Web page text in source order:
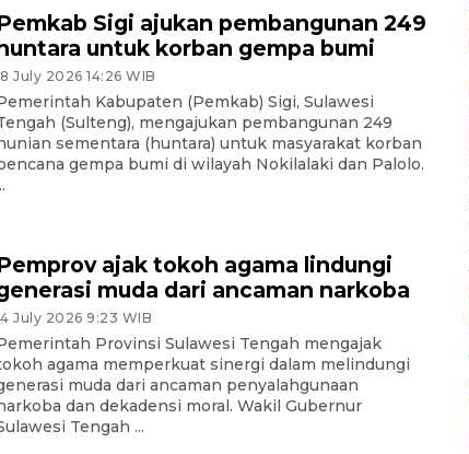
Sigi ajukan pembangunan 249
untuk korban gempa bumi
July 2026 14:26 WIB
Kabupaten (Pemkab) Sigi, Sulawesi
(Sulteng), mengajukan pembangunan 249
sementara (huntara) untuk masyarakat korban
gempa bumi di wilayah Nokilalaki dan Palolo.
ajak tokoh agama lindungi
muda dari ancaman narkoba
July 2026 9:23 WIB
Provinsi Sulawesi Tengah mengajak
agama memperkuat sinergi dalam melindungi
muda dari ancaman penyalahgunaan
dan dekadensi moral. Wakil Gubernur
Tengah ...